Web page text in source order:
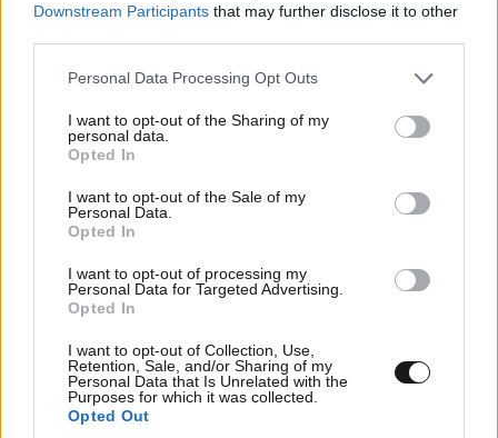
Downstream Participants that may further disclose it to other
Please note that this website/app uses one or more Google
not limited to your visit or usage behaviour. You may click to
grant or deny consent to Google and its third-party tags to
use your data for below specified purposes in below Google
consent section.
Personal Data Processing Opt Outs
I want to opt-out of the Sharing of my
personal data.
Opted In
I want to opt-out of the Sale of my
Personal Data.
Opted In
I want to opt-out of processing my
Personal Data for Targeted Advertising.
Opted In
I want to opt-out of Collection, Use,
Retention, Sale, and/or Sharing of my
Personal Data that Is Unrelated with the
Purposes for which it was collected.
Opted Out
ΠΕΡΙΣΣΟΤΕΡΑ